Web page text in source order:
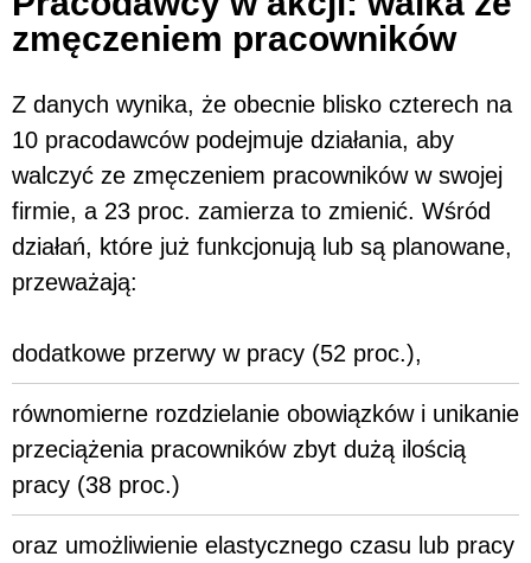
zmęczeniem pracowników
Z danych wynika, że obecnie blisko czterech na
10 pracodawców podejmuje działania, aby
walczyć ze zmęczeniem pracowników w swojej
firmie, a 23 proc. zamierza to zmienić. Wśród
działań, które już funkcjonują lub są planowane,
przeważają:
dodatkowe przerwy w pracy (52 proc.),
równomierne rozdzielanie obowiązków i unikanie
przeciążenia pracowników zbyt dużą ilością
pracy (38 proc.)
oraz umożliwienie elastycznego czasu lub pracy